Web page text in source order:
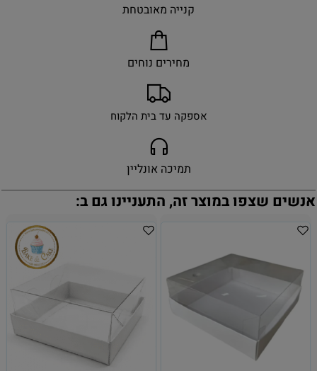
קנייה מאובטחת
מחירים נוחים
אספקה עד בית הלקוח
תמיכה אונליין
אנשים שצפו במוצר זה, התעניינו גם ב: